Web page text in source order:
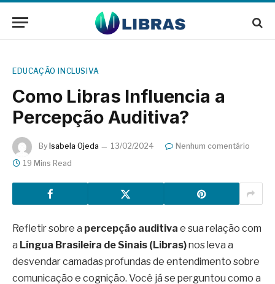
EDUCAÇÃO INCLUSIVA
Como Libras Influencia a
Percepção Auditiva?
By Isabela Ojeda 13/02/2024
Nenhum comentário
19 Mins Read
Refletir sobre a percepção auditiva e sua relação com
a Língua Brasileira de Sinais (Libras)nos leva a
desvendar camadas profundas de entendimento sobre
comunicação e cognição. Você já se perguntou como a